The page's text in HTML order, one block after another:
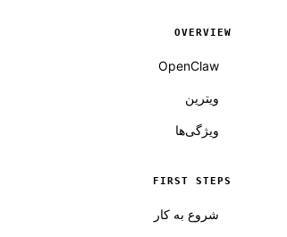
OVERVIEW
OpenClaw
ویترین
ویژگی‌ها
FIRST STEPS
شروع به کار
Molty